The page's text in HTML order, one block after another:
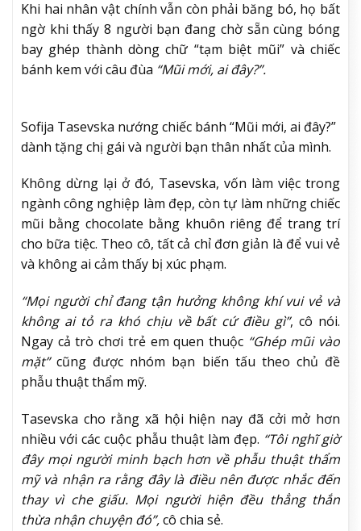
Khi hai nhân vật chính vẫn còn phải băng bó, họ bất
ngờ khi thấy 8 người bạn đang chờ sẵn cùng bóng
bay ghép thành dòng chữ “tạm biệt mũi” và chiếc
bánh kem với câu đùa “Mũi mới, ai đây?”.
Sofija Tasevska nướng chiếc bánh “Mũi mới, ai đây?”
dành tặng chị gái và người bạn thân nhất của mình.
Không dừng lại ở đó, Tasevska, vốn làm việc trong
ngành công nghiệp làm đẹp, còn tự làm những chiếc
mũi bằng chocolate bằng khuôn riêng để trang trí
cho bữa tiệc. Theo cô, tất cả chỉ đơn giản là để vui vẻ
và không ai cảm thấy bị xúc phạm.
“Mọi người chỉ đang tận hưởng không khí vui vẻ và
không ai tỏ ra khó chịu về bất cứ điều gì”, cô nói.
Ngay cả trò chơi trẻ em quen thuộc “Ghép mũi vào
mặt”cũng được nhóm bạn biến tấu theo chủ đề
phẫu thuật thẩm mỹ.
Tasevska cho rằng xã hội hiện nay đã cởi mở hơn
nhiều với các cuộc phẫu thuật làm đẹp. “Tôi nghĩ giờ
đây mọi người minh bạch hơn về phẫu thuật thẩm
mỹ và nhận ra rằng đây là điều nên được nhắc đến
thay vì che giấu. Mọi người hiện đều thẳng thắn
thừa nhận chuyện đó”,cô chia sẻ.